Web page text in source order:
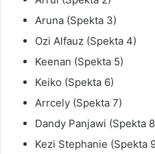
Aruna (Spekta 3)
Ozi Alfauz (Spekta 4)
Keenan (Spekta 5)
Keiko (Spekta 6)
Arrcely (Spekta 7)
Dandy Panjawi (Spekta
Kezi Stephanie (Spekta